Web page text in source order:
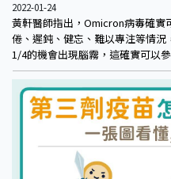
2022-01-24
黃軒醫師指出，Omicron病毒確實
倦、遲鈍、健忘、難以專注等情
1/4的機會出現腦霧，這確實可以
是現在正在全世界大流行的病毒
是Omicron，日前的原始株、